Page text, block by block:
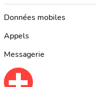
Données mobiles
Appels
Messagerie